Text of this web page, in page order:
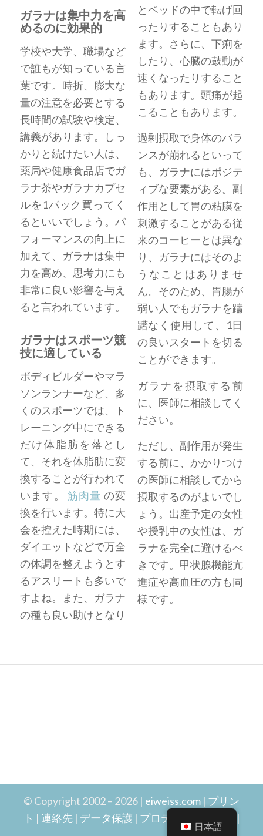
ガラナは集中力を高
めるのに効果的
学校や大学、職場など
で誰もが知っている言
葉です。時折、膨大な
量の注意を必要とする
長時間の試験や検定、
講義があります。しっ
かりと続けたい人は、
薬局や健康食品店でガ
ラナ茶やガラナカプセ
ルを1パック買ってく
るといいでしょう。パ
フォーマンスの向上に
加えて、ガラナは集中
力を高め、思考力にも
非常に良い影響を与え
ると言われています。
ガラナはスポーツ競
技に適している
ボディビルダーやマラ
ソンランナーなど、多
くのスポーツでは、ト
レーニング中にできる
だけ体脂肪を落とし
て、それを体脂肪に変
換することが行われて
います。 筋肉量 の変
換を行います。特に大
会を控えた時期には、
ダイエットなどで万全
の体調を整えようとす
るアスリートも多いで
すよね。また、ガラナ
の種も良い助けとなり
とベッドの中で転げ回
ったりすることもあり
ます。さらに、下痢を
したり、心臓の鼓動が
速くなったりすること
もあります。頭痛が起
こることもあります。
過剰摂取で身体のバラ
ンスが崩れるといって
も、ガラナにはポジテ
ィブな要素がある。副
作用として胃の粘膜を
刺激することがある従
来のコーヒーとは異な
り、ガラナにはそのよ
うなことはありませ
ん。そのため、胃腸が
弱い人でもガラナを躊
躇なく使用して、1日
の良いスタートを切る
ことができます。
ガラナを摂取する前
に、医師に相談してく
ださい。
ただし、副作用が発生
する前に、かかりつけ
の医師に相談してから
摂取するのがよいでし
ょう。出産予定の女性
や授乳中の女性は、ガ
ラナを完全に避けるべ
きです。甲状腺機能亢
進症や高血圧の方も同
様です。
© Copyright 2002 – 2026 | eiweiss.com | プリン
ト | 連絡先| データ保護 | プロテインショップ |
日本語